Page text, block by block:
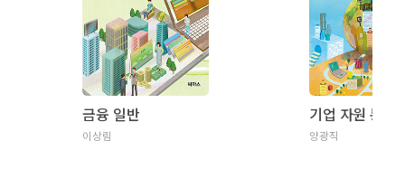
금융 일반
이상림
기업 자원 통합
양광직